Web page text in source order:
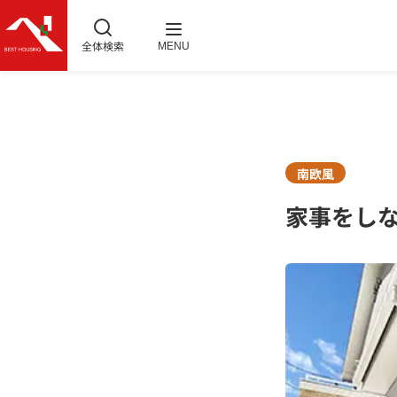
全体検索 MENU
南欧風
家事をし